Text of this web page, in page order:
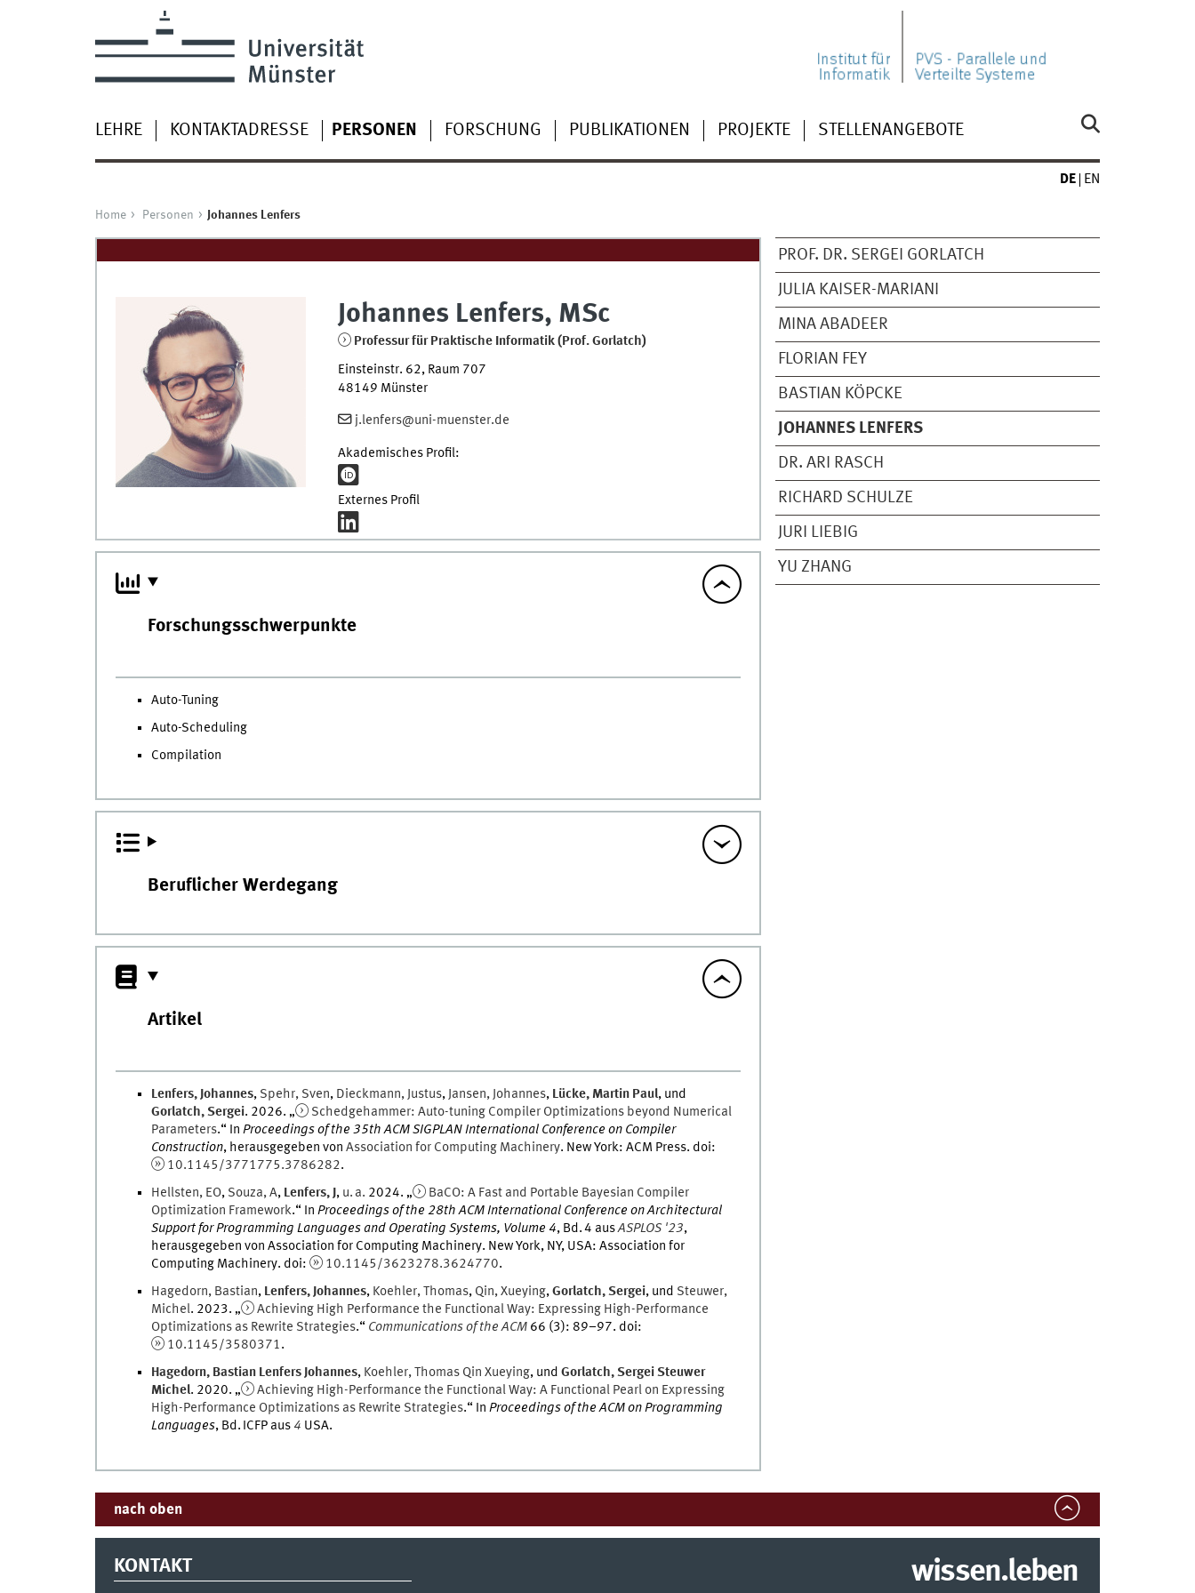
LEHRE KONTAKTADRESSE PERSONEN FORSCHUNG PUBLIKATIONEN PROJEKTE STELLENANGEBOTE
DE EN
Home Personen Johannes Lenfers
PROF. DR. SERGEI GORLATCH
JULIA KAISER-MARIANI
MINA ABADEER
FLORIAN FEY
BASTIAN KÖPCKE
JOHANNES LENFERS
DR. ARI RASCH
RICHARD SCHULZE
JURI LIEBIG
YU ZHANG
Johannes Lenfers, MSc
Professur für Praktische Informatik (Prof. Gorlatch)
Einsteinstr. 62, Raum 707
48149 Münster
j.lenfers@uni-muenster.de
Akademisches Profil:
Externes Profil
Forschungsschwerpunkte
Auto-Tuning
Auto-Scheduling
Compilation
Beruflicher Werdegang
Artikel
Lenfers,Johannes, Spehr, Sven, Dieckmann, Justus, Jansen, Johannes, Lücke,Martin Paul, und
Gorlatch,Sergei. 2026. „
Schedgehammer: Auto-tuning Compiler Optimizations beyond Numerical
Parameters.“ In Proceedings of the 35th ACM SIGPLAN International Conference on Compiler
Construction, herausgegeben von Association for Computing Machinery. New York: ACM Press. doi:
10.1145/3771775.3786282.
Hellsten, EO, Souza,A, Lenfers,J, u. a. 2024. „
BaCO: A Fast and Portable Bayesian Compiler
Optimization Framework.“ In Proceedings of the 28th ACM International Conference on Architectural
Support for Programming Languages and Operating Systems, Volume 4, Bd.4 ausASPLOS '23,
herausgegeben von Association for Computing Machinery. New York, NY, USA: Association for
Computing Machinery. doi: 10.1145/3623278.3624770.
Hagedorn, Bastian, Lenfers, Johannes, Koehler,Thomas, Qin,Xueying,Gorlatch,Sergei, und Steuwer,
Michel. 2023. „
Achieving High Performance the Functional Way: Expressing High-Performance
Optimizations as Rewrite Strategies.“ Communications of the ACM 66 (3): 89–97. doi:
10.1145/3580371.
Hagedorn, Bastian Lenfers Johannes, Koehler,Thomas Qin Xueying, und Gorlatch,SergeiSteuwer
Michel. 2020. „
Achieving High-Performance the Functional Way: A Functional Pearl on Expressing
High-Performance Optimizations as Rewrite Strategies.“ In Proceedings of the ACM on Programming
Languages, Bd. ICFPaus 4 USA.
nach oben
KONTAKT wissen.leben